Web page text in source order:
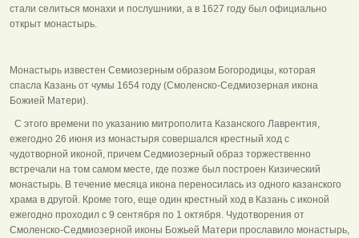
стали селиться монахи и послушники, а в 1627 году был официально
открыт монастырь.
Монастырь известен Семиозерным образом Богородицы, которая
спасла Казань от чумы 1654 году (Смоленско-Седмиозерная икона
Божией Матери).
С этого времени по указанию митрополита Казанского Лаврентия,
ежегодно 26 июня из монастыря совершался крестный ход с
чудотворной иконой, причем Седмиозерный образ торжественно
встречали на том самом месте, где позже был построен Кизический
монастырь. В течение месяца икона переносилась из одного казанского
храма в другой. Кроме того, еще один крестный ход в Казань с иконой
ежегодно проходил с 9 сентября по 1 октября. Чудотворения от
Смоленско-Седмиозерной иконы Божьей Матери прославило монастырь,